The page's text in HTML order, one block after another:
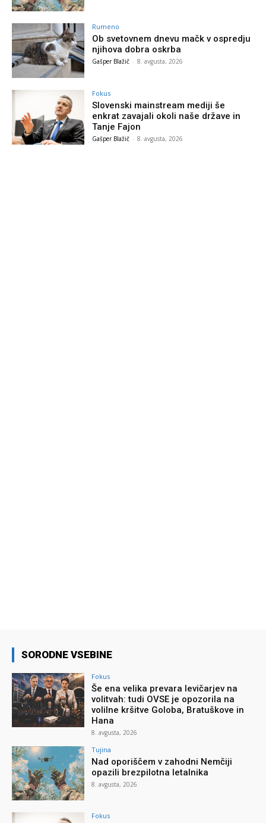
Rumeno
Ob svetovnem dnevu mačk v ospredju
njihova dobra oskrba
Gašper Blažič - 8. avgusta, 2026
Fokus
Slovenski mainstream mediji še
enkrat zavajali okoli naše države in
Tanje Fajon
Gašper Blažič - 8. avgusta, 2026
SORODNE VSEBINE
Fokus
Še ena velika prevara levičarjev na
volitvah: tudi OVSE je opozorila na
volilne kršitve Goloba, Bratuškove in
Hana
8. avgusta, 2026
Tujina
Nad oporiščem v zahodni Nemčiji
opazili brezpilotna letalnika
8. avgusta, 2026
Fokus